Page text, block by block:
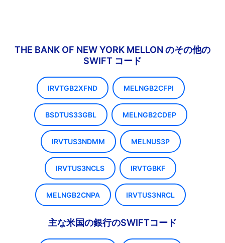
THE BANK OF NEW YORK MELLON のその他の
SWIFT コード
IRVTGB2XFND MELNGB2CFPI
BSDTUS33GBL MELNGB2CDEP
IRVTUS3NDMM MELNUS3P
IRVTUS3NCLS IRVTGBKF
MELNGB2CNPA IRVTUS3NRCL
主な米国の銀行のSWIFTコード